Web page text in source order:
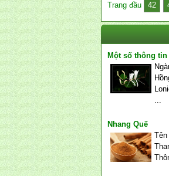
Trang đầu 42
Một số thông tin
...
Nhang Quế